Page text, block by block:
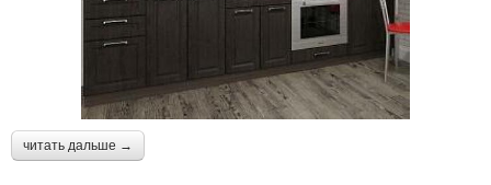
читать дальше →